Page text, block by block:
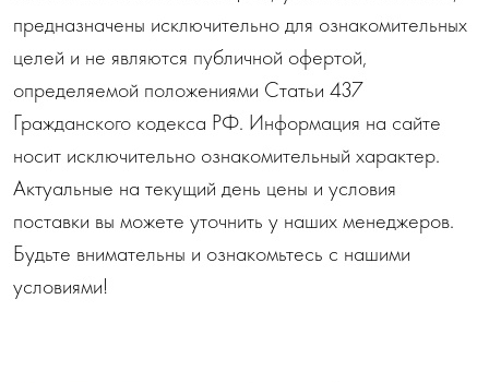
предназначены исключительно для ознакомительных
целей и не являются публичной офертой,
определяемой положениями Статьи 437
Гражданского кодекса РФ. Информация на сайте
носит исключительно ознакомительный характер.
Актуальные на текущий день цены и условия
поставки вы можете уточнить у наших менеджеров.
Будьте внимательны и ознакомьтесь с нашими
условиями!